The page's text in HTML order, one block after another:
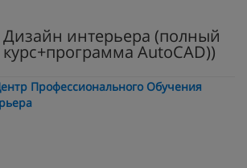
Дизайн интерьера (полный
курс+программа AutoCAD))
Профессионального Обучения